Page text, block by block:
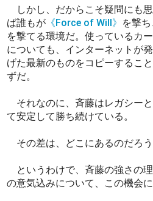
しかし、だからこそ疑問にも
ば誰もが 《Force of Will》 を撃
を撃てる環境だ。使っているカ
についても、インターネットが
げた最新のものをコピーするこ
ずだ。
それなのに、斉藤はレガシー
て安定して勝ち続けている。
その差は、どこにあるのだろう
というわけで、斉藤の強さの
の意気込みについて、この機会